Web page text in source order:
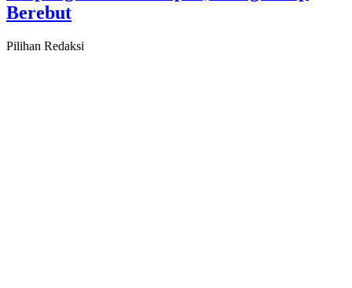
Berebut
Pilihan Redaksi